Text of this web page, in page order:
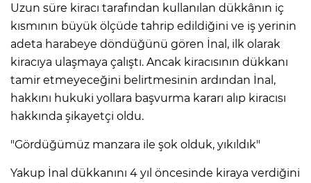
Uzun süre kiracı tarafından kullanılan dükkânın iç
kısmının büyük ölçüde tahrip edildiğini ve iş yerinin
adeta harabeye döndüğünü gören İnal, ilk olarak
kiracıya ulaşmaya çalıştı. Ancak kiracısının dükkanı
tamir etmeyeceğini belirtmesinin ardından İnal,
hakkını hukuki yollara başvurma kararı alıp kiracısı
hakkında şikayetçi oldu.
"Gördüğümüz manzara ile şok olduk, yıkıldık"
Yakup İnal dükkanını 4 yıl öncesinde kiraya verdiğini